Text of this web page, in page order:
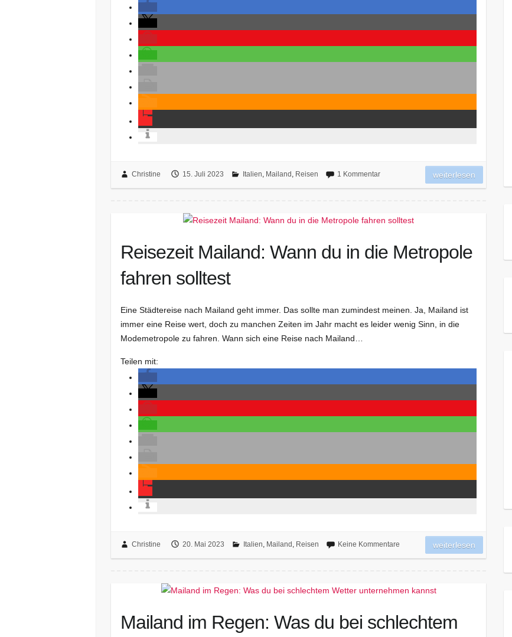
Christine 15. Juli 2023 Italien, Mailand , Reisen 1 Kommentar weiterlesen
Reisezeit Mailand: Wann du in die Metropole
fahren solltest
Eine Städtereise nach Mailand geht immer. Das sollte man zumindest meinen. Ja, Mailand ist
immer eine Reise wert, doch zu manchen Zeiten im Jahr macht es leider wenig Sinn, in die
Modemetropole zu fahren. Wann sich eine Reise nach Mailand…
Teilen mit:
Christine 20. Mai 2023 Italien, Mailand , Reisen Keine Kommentare weiterlesen
Mailand im Regen: Was du bei schlechtem